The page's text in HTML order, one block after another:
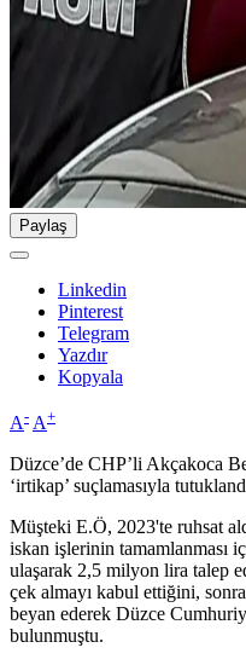
Paylaş
Linkedin
Pinterest
Telegram
Yazdır
Kopyala
A- A+
Düzce’de CHP’li Akçakoca
‘irtikap’ suçlamasıyla
Müşteki E.Ö, 2023'te ruhsat
iskan işlerinin tamamlanması
ulaşarak 2,5 milyon lira talep
çek almayı kabul ettiğini,
beyan ederek Düzce
bulunmuştu.